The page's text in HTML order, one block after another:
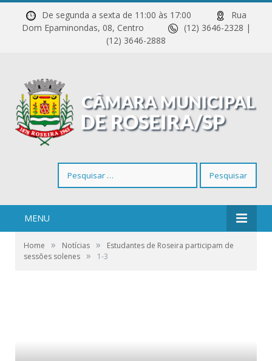
De segunda a sexta de 11:00 às 17:00
Rua
Dom Epaminondas, 08, Centro
(12) 3646-2328 |
(12) 3646-2888
por:
MENU
Home » Notícias »
Estudantes de Roseira participam de
sessões solenes » 1-3